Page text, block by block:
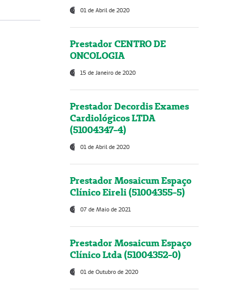
01 de Abril de 2020
Prestador CENTRO DE
ONCOLOGIA
15 de Janeiro de 2020
Prestador Decordis Exames
Cardiológicos LTDA
(51004347-4)
01 de Abril de 2020
Prestador Mosaicum Espaço
Clínico Eireli (51004355-5)
07 de Maio de 2021
Prestador Mosaicum Espaço
Clínico Ltda (51004352-0)
01 de Outubro de 2020